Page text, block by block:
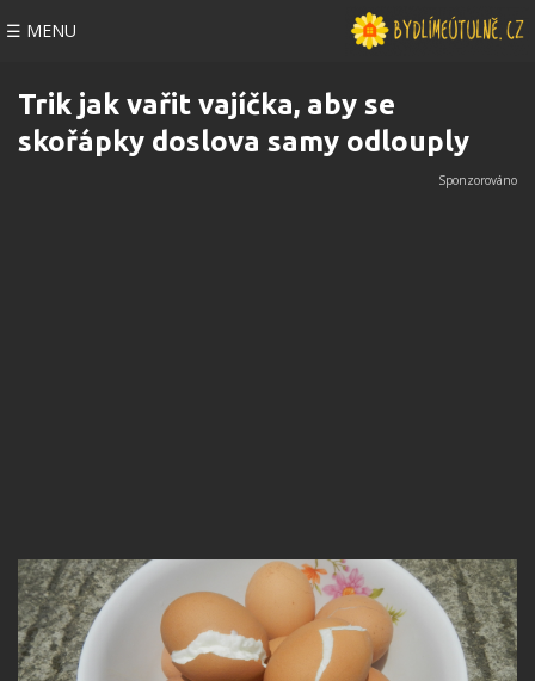
☰ MENU
Trik jak vařit vajíčka, aby se
skořápky doslova samy odlouply